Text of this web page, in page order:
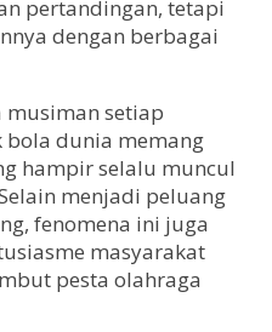
pertandingan, tetapi
dengan berbagai
musiman setiap
bola dunia memang
hampir selalu muncul
menjadi peluang
fenomena ini juga
masyarakat
pesta olahraga